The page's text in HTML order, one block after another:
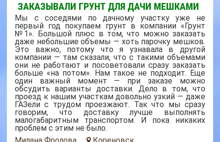
ЗАКАЗЫВАЛИ ГРУНТ ДЛЯ ДАЧИ МЕШКАМИ
Мы с соседями по дачному участку уже не
первый год покупаем грунт в компании «Грунт
№1». Большой плюс в том, что можно заказать
даже небольшие объемы — хоть парочку мешков.
Это важно, потому что я узнавала в другой
компании — там сказали, что с такими объемами
они не работают и посоветовали сразу заказать
больше «на потом». Нам такое не подходит. Еще
один важный момент — при заказе можно
обсудить варианты доставки. Дело в том, что
проезд к нашим участкам довольно узкий — даже
ГАЗели с трудом проезжают. Так что мы сразу
говорим, что доставку лучше выполнять
малогабаритным транспортом. И пока никаких
проблем с этим не было.